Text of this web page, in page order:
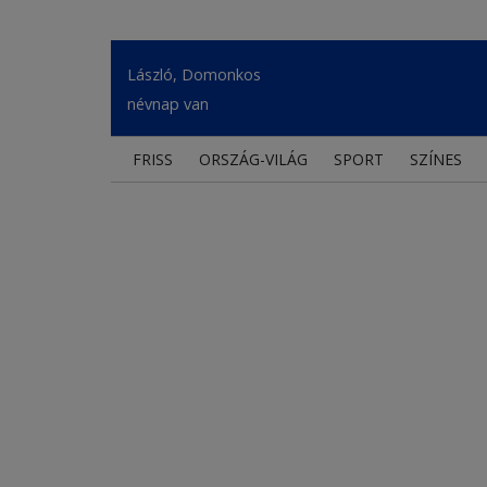
László, Domonkos
névnap van
FRISS ORSZÁG-VILÁG SPORT SZÍNES